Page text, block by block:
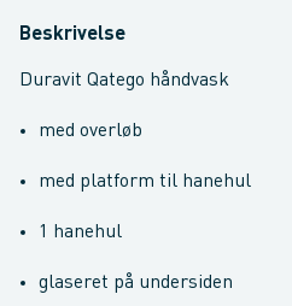
Beskrivelse
Duravit Qatego håndvask
med overløb
med platform til hanehul
1 hanehul
glaseret på undersiden